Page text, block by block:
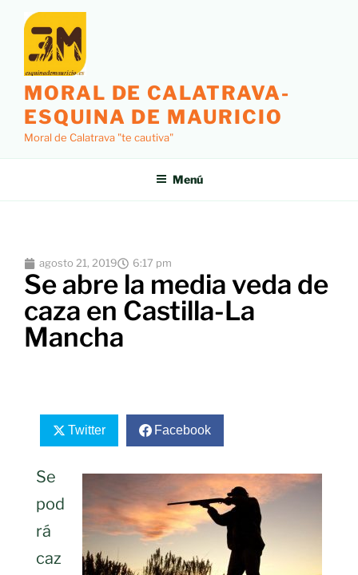
MORAL DE CALATRAVA-
ESQUINA DE MAURICIO
Moral de Calatrava "te cautiva"
Menú
agosto 21, 2019 6:17 pm
Se abre la media veda de
caza en Castilla-La
Mancha
Twitter Facebook
Se
pod
rá
caz